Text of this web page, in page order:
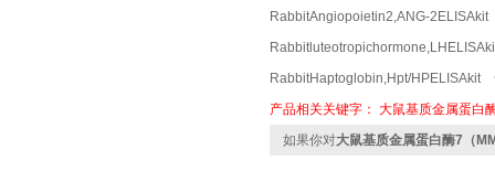
RabbitAngiopoietin2,ANG-
RabbitHaptoglobin,Hpt/HPELISAkit
产品相关关键字： 大鼠基质金属蛋白
如果你对大鼠基质金属蛋白酶7（